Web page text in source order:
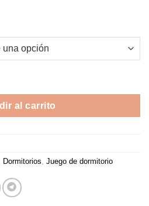
cantidad
al carrito
Alternative:
Dormitorios, Juego de dormitorio